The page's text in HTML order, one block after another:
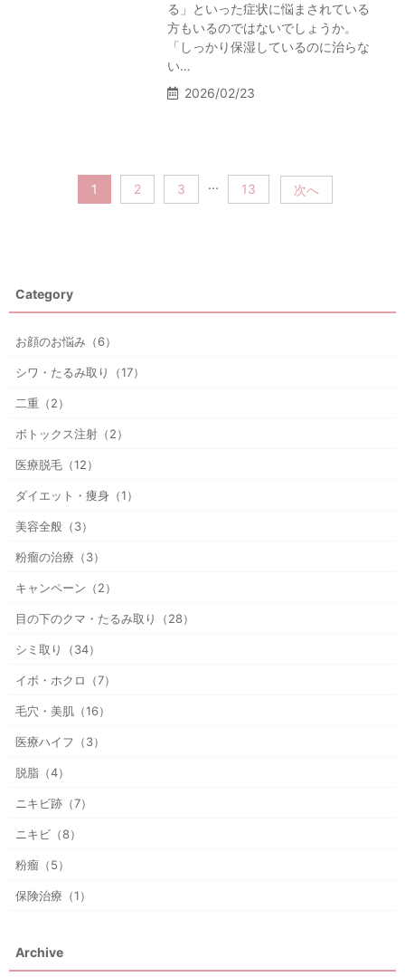
る」といった症状に悩まされている
方もいるのではないでしょうか。
「しっかり保湿しているのに治らな
い…
2026/02/23
1 2 3 ... 13 次へ
Category
お顔のお悩み（6）
シワ・たるみ取り（17）
二重（2）
ボトックス注射（2）
医療脱毛（12）
ダイエット・痩身（1）
美容全般（3）
粉瘤の治療（3）
キャンペーン（2）
目の下のクマ・たるみ取り（28）
シミ取り（34）
イボ・ホクロ（7）
毛穴・美肌（16）
医療ハイフ（3）
脱脂（4）
ニキビ跡（7）
ニキビ（8）
粉瘤（5）
保険治療（1）
Archive